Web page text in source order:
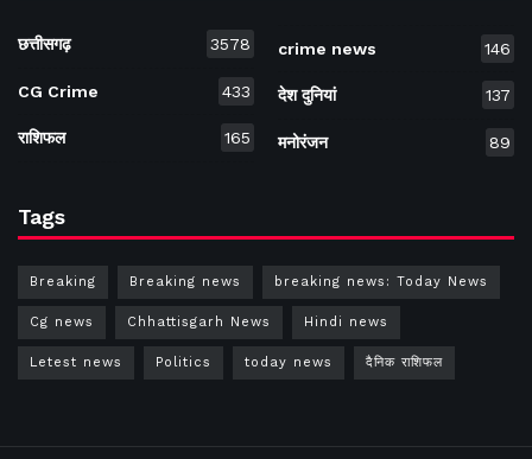
छत्तीसगढ़ 3578
CG Crime 433
राशिफल 165
crime news 146
देश दुनियां 137
मनोरंजन 89
Tags
Breaking Breaking news breaking news: Today News
Cg news Chhattisgarh News Hindi news
Letest news Politics today news दैनिक राशिफल